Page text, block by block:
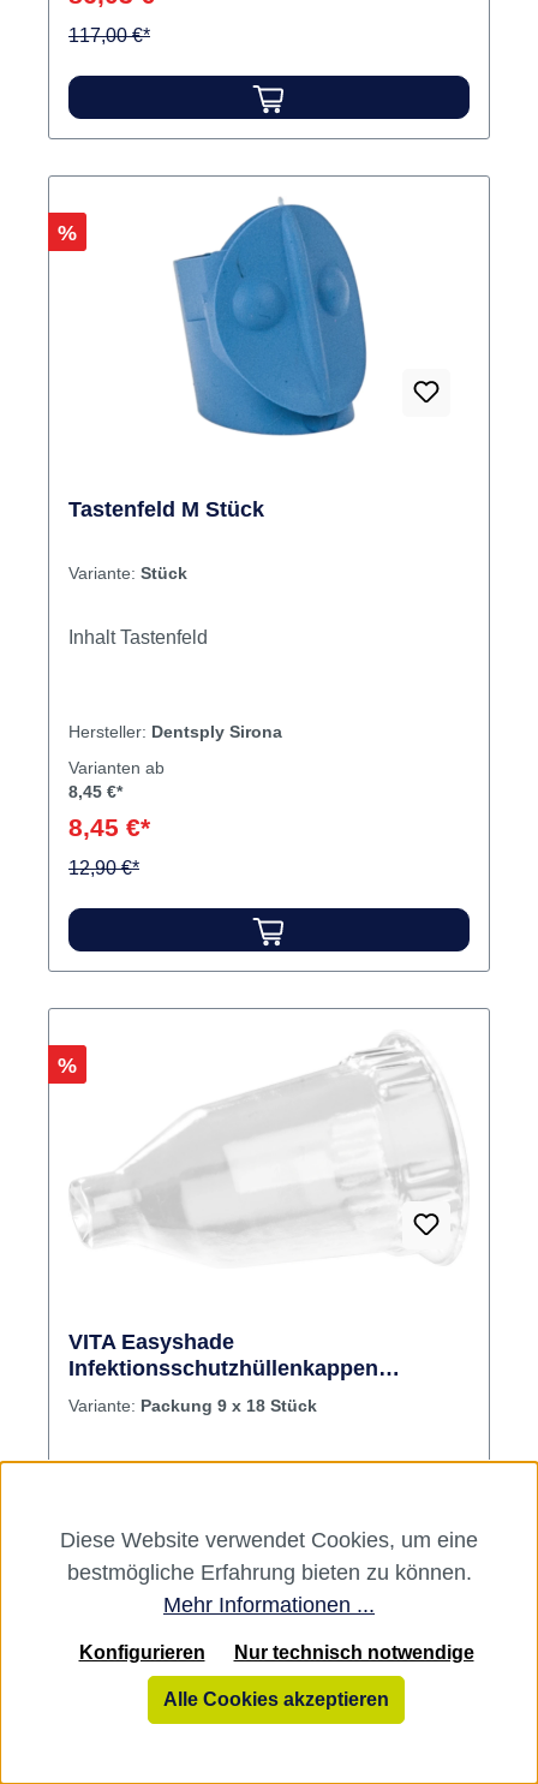
117,00 €*
Rabatt
%
Tastenfeld M Stück
Variante: Stück
Inhalt Tastenfeld
Hersteller: Dentsply Sirona
Varianten ab
8,45 €*
8,45 €*
12,90 €*
Rabatt
%
VITA Easyshade
Infektionsschutzhüllenkappen
Packung 9 x 18 Stück
Variante: Packung 9 x 18 Stück
Zubehör für Easyshade. Inhalt 9 x 18
Hersteller:VITA
84,08 €*
Diese Website verwendet Cookies, um eine
bestmögliche Erfahrung bieten zu können.
Mehr Informationen ...
Nur technisch notwendige
Konfigurieren
Alle Cookies akzeptieren